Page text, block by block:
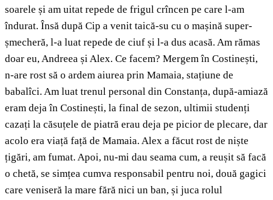
soarele și am uitat repede de frigul crîncen pe care l-am
îndurat. Însă după Cip a venit taică-su cu o mașină super-
șmecheră, l-a luat repede de ciuf și l-a dus acasă. Am rămas
doar eu, Andreea și Alex. Ce facem? Mergem în Costinești,
n-are rost să o ardem aiurea prin Mamaia, stațiune de
babalîci. Am luat trenul personal din Constanța, după-amiază
eram deja în Costinești, la final de sezon, ultimii studenți
cazați la căsuțele de piatră erau deja pe picior de plecare, dar
acolo era viață față de Mamaia. Alex a făcut rost de niște
țigări, am fumat. Apoi, nu-mi dau seama cum, a reușit să facă
o chetă, se simțea cumva responsabil pentru noi, două gagici
care veniseră la mare fără nici un ban, și juca rolul